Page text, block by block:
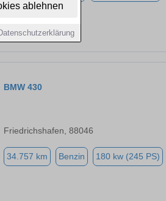
ablehnen
BMW 430
Friedrichshafen, 88046
34.757 km Benzin 180 kw (245 PS)